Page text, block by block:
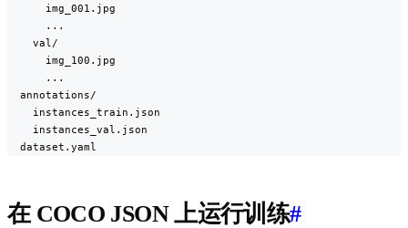
      img_001.jpg
      ...
    val/
      img_100.jpg
      ...
  annotations/
    instances_train.json
    instances_val.json
  dataset.yaml
在 COCO JSON 上运行训练#